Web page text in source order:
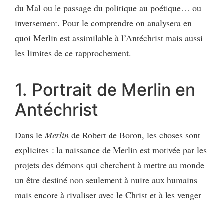
du Mal ou le passage du politique au poétique… ou
inversement. Pour le comprendre on analysera en
quoi Merlin est assimilable à l’Antéchrist mais aussi
les limites de ce rapprochement.
1. Portrait de Merlin en
Antéchrist
Dans le Merlin de Robert de Boron, les choses sont
explicites : la naissance de Merlin est motivée par les
projets des démons qui cherchent à mettre au monde
un être destiné non seulement à nuire aux humains
mais encore à rivaliser avec le Christ et à les venger